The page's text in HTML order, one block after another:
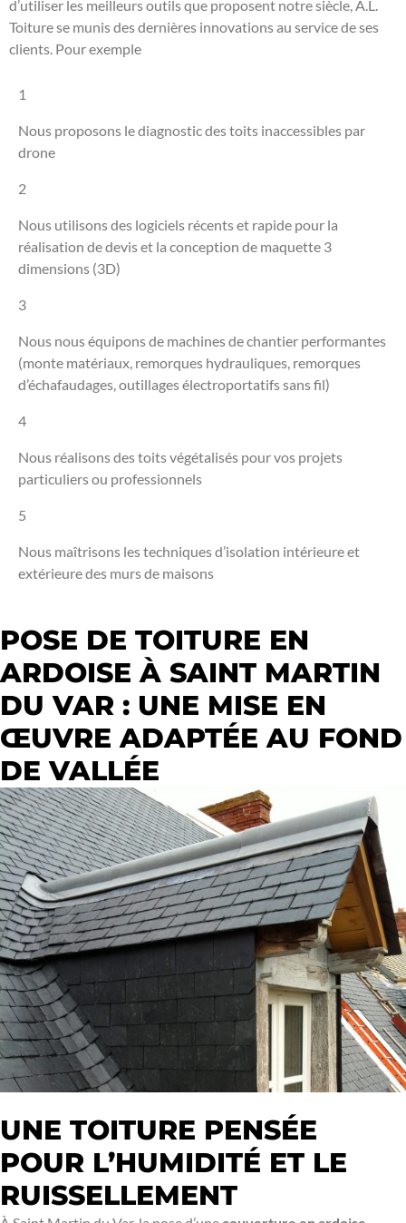
d’utiliser les meilleurs outils que proposent notre siècle, A.L.
Toiture se munis des dernières innovations au service de ses
clients. Pour exemple
1
Nous proposons le diagnostic des toits inaccessibles par
drone
2
Nous utilisons des logiciels récents et rapide pour la
réalisation de devis et la conception de maquette 3
dimensions (3D)
3
Nous nous équipons de machines de chantier performantes
(monte matériaux, remorques hydrauliques, remorques
d’échafaudages, outillages électroportatifs sans fil)
4
Nous réalisons des toits végétalisés pour vos projets
particuliers ou professionnels
5
Nous maîtrisons les techniques d’isolation intérieure et
extérieure des murs de maisons
POSE DE TOITURE EN
ARDOISE À SAINT MARTIN
DU VAR : UNE MISE EN
ŒUVRE ADAPTÉE AU FOND
DE VALLÉE
UNE TOITURE PENSÉE
POUR L’HUMIDITÉ ET LE
RUISSELLEMENT